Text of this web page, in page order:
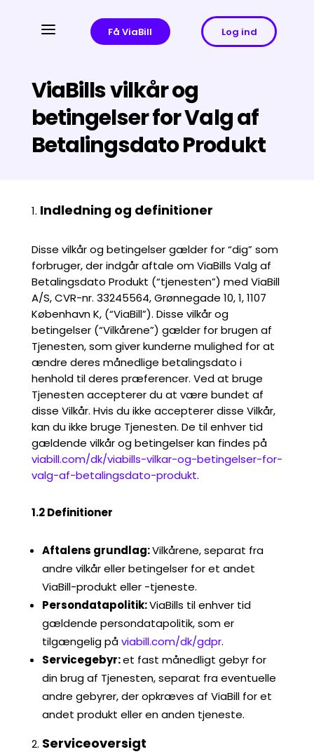
a Få ViaBill Log ind
ViaBills vilkår og
betingelser for Valg af
Betalingsdato Produkt
Indledning og definitioner
Disse vilkår og betingelser gælder for “dig” som
forbruger, der indgår aftale om ViaBills Valg af
Betalingsdato Produkt (“tjenesten”) med ViaBill
A/S, CVR-nr. 33245564, Grønnegade 10, 1, 1107
København K, (“ViaBill”). Disse vilkår og
betingelser (“Vilkårene”) gælder for brugen af
Tjenesten, som giver kunderne mulighed for at
ændre deres månedlige betalingsdato i
henhold til deres præferencer. Ved at bruge
Tjenesten accepterer du at være bundet af
disse Vilkår. Hvis du ikke accepterer disse Vilkår,
kan du ikke bruge Tjenesten. De til enhver tid
gældende vilkår og betingelser kan findes på
viabill.com/dk/viabills-vilkar-og-betingelser-for-
valg-af-betalingsdato-produkt.
1.2 Definitioner
Aftalens grundlag:Vilkårene, separat fra
andre vilkår eller betingelser for et andet
ViaBill-produkt eller -tjeneste.
Persondatapolitik:ViaBills til enhver tid
gældende persondatapolitik, som er
tilgængelig påviabill.com/dk/gdpr.
Servicegebyr:et fast månedligt gebyr for
din brug af Tjenesten, separat fra eventuelle
andre gebyrer, der opkræves af ViaBill for et
andet produkt eller en anden tjeneste.
Serviceoversigt